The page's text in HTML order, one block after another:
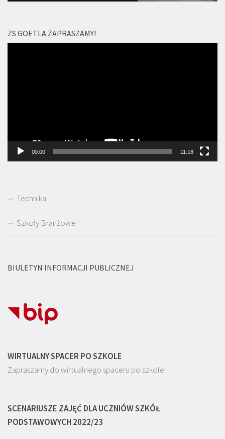
ZS GOETLA ZAPRASZAMY!
00:00 11:18
Technika
Szkoły Branżowe
BIULETYN INFORMACJI PUBLICZNEJ
WIRTUALNY SPACER PO SZKOLE
Zapraszamy do wirtualnego spaceru po szkole
SCENARIUSZE ZAJĘĆ DLA UCZNIÓW SZKÓŁ
PODSTAWOWYCH 2022/23